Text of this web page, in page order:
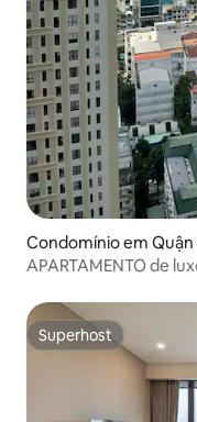
Condomínio em Quận
APARTAMENTO de
Superhost
Superhost